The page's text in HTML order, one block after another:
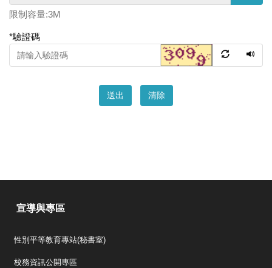
限制容量:3M
*驗證碼
送出 清除
宣導與專區
性別平等教育專站(秘書室)
校務資訊公開專區